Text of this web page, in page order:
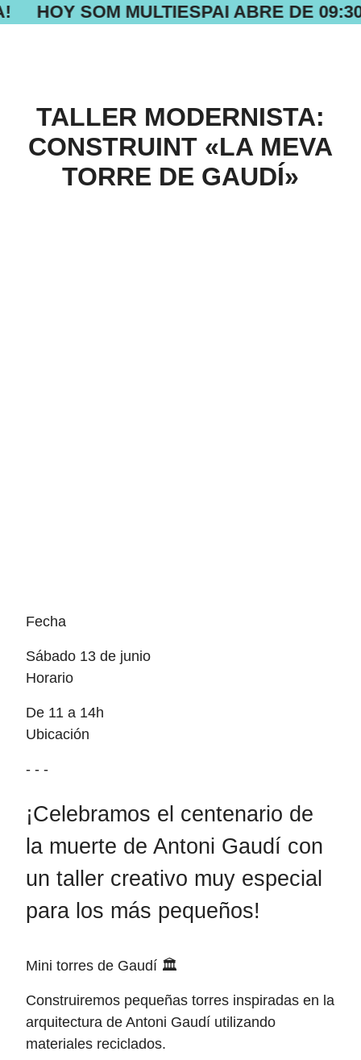
HOY SOM MULTIESPAI ABRE DE
TALLER MODERNISTA:
CONSTRUINT «LA MEVA
TORRE DE GAUDÍ»
Fecha
sábado 13 de junio
Horario
De 11 a 14h
Ubicación
- - -
¡Celebramos el centenario de
la muerte de Antoni Gaudí con
un taller creativo muy especial
para los más pequeños!
Mini torres de Gaudí 🏛
Construiremos pequeñas torres inspiradas en la
arquitectura de Antoni Gaudí utilizando
materiales reciclados.